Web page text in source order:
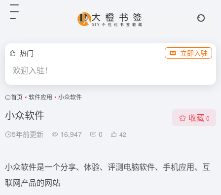
热门 立即入驻
欢迎入驻！
首页 • 软件应用 • 小众软件
小众软件
5年前更新 16,947 0 42
收藏 0
小众软件是一个分享、体验、评测电脑软件、手机应用、互
联网产品的网站